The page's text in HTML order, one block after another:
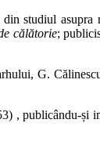
studiul asupra
călătorie;
G.
, publicându-și